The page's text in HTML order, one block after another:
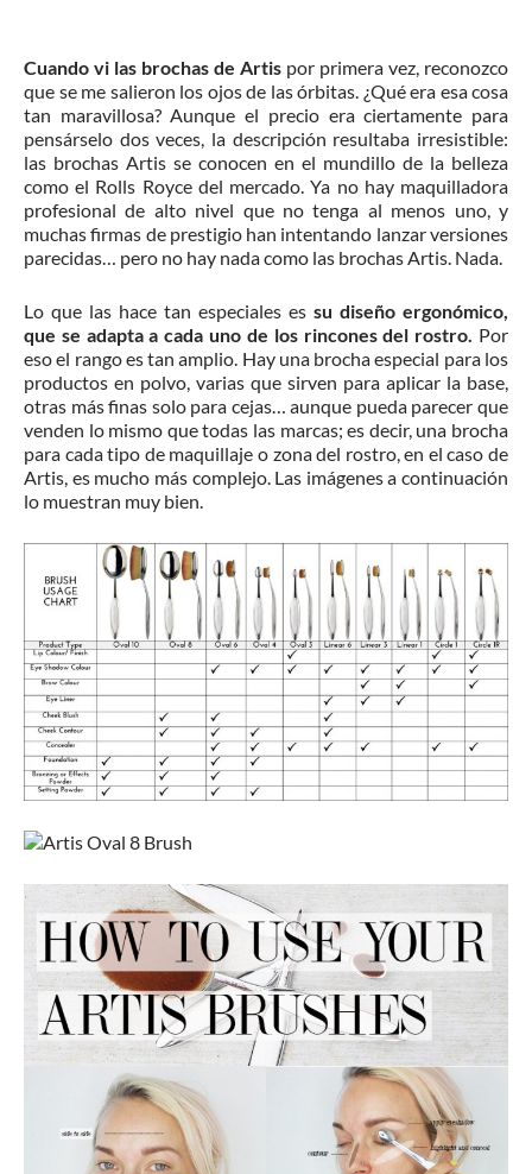
Cuando vi las brochas de Artis por primera vez, reconozco
que se me salieron los ojos de las órbitas. ¿Qué era esa cosa
tan maravillosa? Aunque el precio era ciertamente para
pensárselo dos veces, la descripción resultaba irresistible:
las brochas Artis se conocen en el mundillo de la belleza
como el Rolls Royce del mercado. Ya no hay maquilladora
profesional de alto nivel que no tenga al menos uno, y
muchas firmas de prestigio han intentando lanzar versiones
parecidas… pero no hay nada como las brochas Artis. Nada.
Lo que las hace tan especiales es su diseño ergonómico,
que se adapta a cada uno de los rincones del rostro. Por
eso el rango es tan amplio. Hay una brocha especial para los
productos en polvo, varias que sirven para aplicar la base,
otras más finas solo para cejas… aunque pueda parecer que
venden lo mismo que todas las marcas; es decir, una brocha
para cada tipo de maquillaje o zona del rostro, en el caso de
Artis, es mucho más complejo. Las imágenes a continuación
lo muestran muy bien.